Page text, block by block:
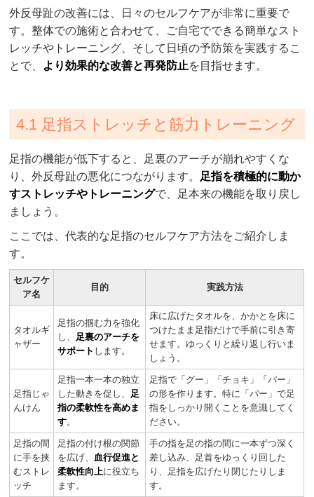
外反母趾の改善には、日々のセルフケアが非常に重要で
す。整体での施術と合わせて、ご自宅でできる簡単なスト
レッチやトレーニング、そして日頃の予防策を実践するこ
とで、 より効果的な改善と再発防止を目指せます。
4.1 足指ストレッチと筋力トレーニング
足指の機能が低下すると、足裏のアーチが崩れやすくな
り、外反母趾の悪化につながります。 足指を積極的に動か
すストレッチやトレーニングで、足本来の機能を取り戻し
ましょう。
ここでは、代表的な足指のセルフケア方法をご紹介しま
す。
セルフケ
ア名
目的 実践方法
タオルギ
ャザー
足指の掴む力を強化
し、
足裏のアーチを
サポート します。
床に広げたタオルを、かかとを床に
つけたまま足指だけで手前に引き寄
せます。ゆっくりと繰り返し行いま
しょう。
足指じゃ
んけん
足指一本一本の独立
した動きを促し、
足
指の柔軟性を高めま
す。
足指で「グー」「チョキ」「パー」
の形を作ります。特に「パー」で足
指をしっかり開くことを意識してく
ださい。
足指の間
に手を挟
むストレ
ッチ
足指の付け根の関節
を広げ、 血行促進と
柔軟性向上に役立ち
ます。
手の指を足の指の間に一本ずつ深く
差し込み、足首をゆっくり回した
り、足指を広げたり閉じたりしま
す。